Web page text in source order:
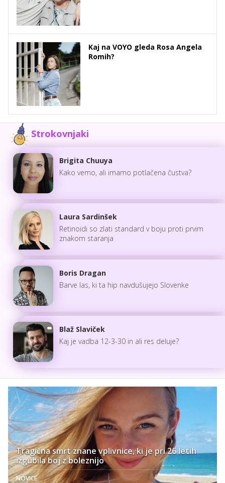
Kaj na VOYO gleda Rosa Angela
Romih?
Strokovnjaki
Brigita Chuuya
Kako vemo, ali imamo potlačena čustva?
Laura Sardinšek
Retinoidi so zlati standard v boju proti prvim
znakom staranja
Boris Dragan
Barve las, ki ta hip navdušujejo Slovenke
Blaž Slaviček
Kaj je vadba 12-3-30 in ali res deluje?
Tragična smrt znane vplivnice, ki je pri 26 letih
izgubila boj z boleznijo
NOVICE